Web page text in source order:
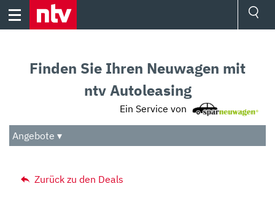
Skip
Audio
Das Beste
Finden Sie Ihren Neuwagen mit
ntv Autoleasing
Ein Service von
Angebote ▾
Zurück zu den Deals